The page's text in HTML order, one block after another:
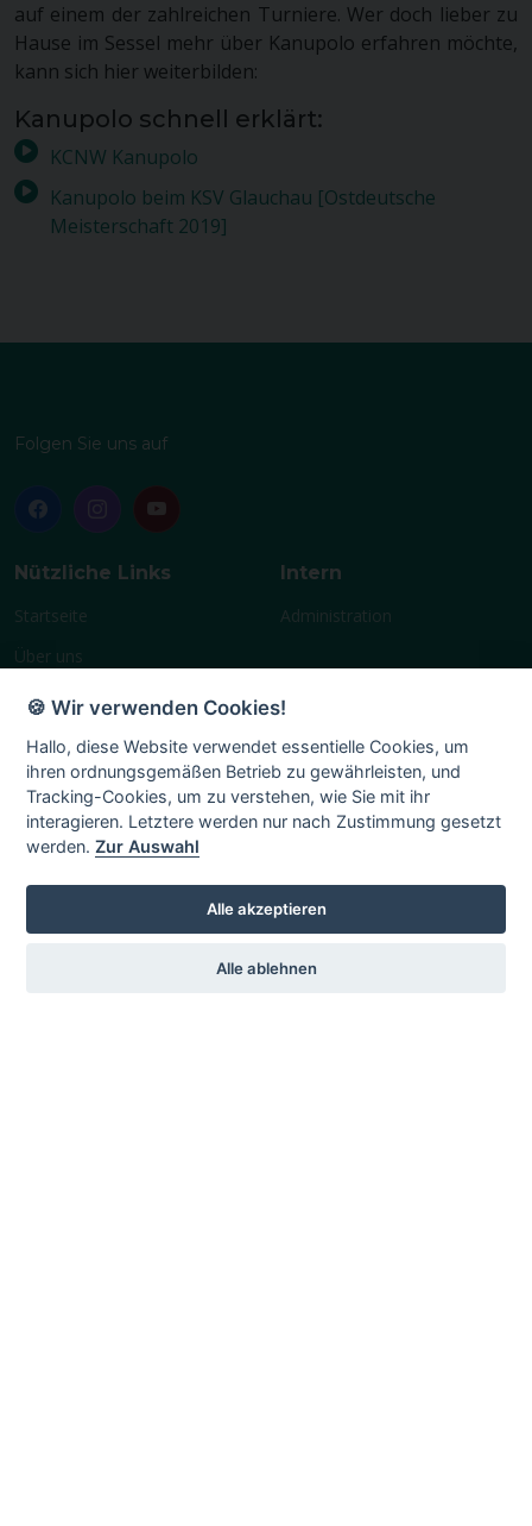
auf einem der zahlreichen Turniere. Wer doch lieber zu
Hause im Sessel mehr über Kanupolo erfahren möchte,
kann sich hier weiterbilden:
Kanupolo schnell erklärt:
KCNW Kanupolo
Kanupolo beim KSV Glauchau [Ostdeutsche
Meisterschaft 2019]
Folgen Sie uns auf
Nützliche Links
Startseite
Über uns
Geschichte
Vereinsleben
Terminplan
Mitglied
Chronik
Intern
Administration
🍪 Wir verwenden Cookies!
Hallo, diese Website verwendet essentielle Cookies, um
ihren ordnungsgemäßen Betrieb zu gewährleisten, und
Tracking-Cookies, um zu verstehen, wie Sie mit ihr
interagieren. Letztere werden nur nach Zustimmung gesetzt
werden.Zur Auswahl
Alle akzeptieren
Alle ablehnen